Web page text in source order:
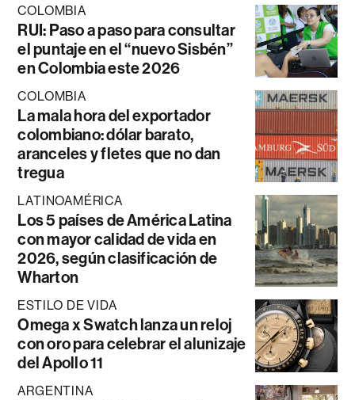
COLOMBIA
RUI: Paso a paso para consultar
el puntaje en el “nuevo Sisbén”
en Colombia este 2026
COLOMBIA
La mala hora del exportador
colombiano: dólar barato,
aranceles y fletes que no dan
tregua
LATINOAMÉRICA
Los 5 países de América Latina
con mayor calidad de vida en
2026, según clasificación de
Wharton
ESTILO DE VIDA
Omega x Swatch lanza un reloj
con oro para celebrar el alunizaje
del Apollo 11
ARGENTINA